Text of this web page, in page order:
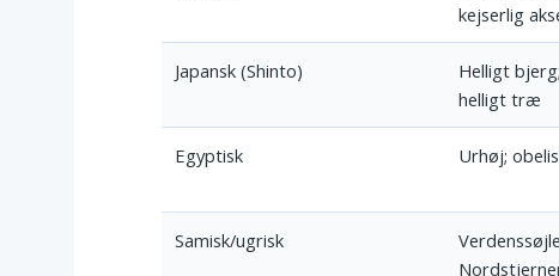
kejserlig
Japansk (Shinto)
Helligt bjerg;
helligt træ
Egyptisk Urhøj;
Samisk/ugrisk